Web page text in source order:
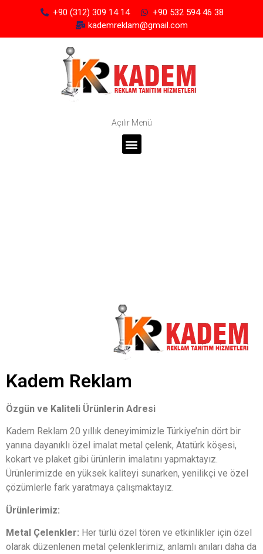
+90 (312) 309 14 14
+90 532 594 46 38
kademreklam@gmail.com
Açılır Menü
Kadem Reklam
Özgün ve Kaliteli Ürünlerin Adresi
Kadem Reklam 20 yıllık deneyimimizle Türkiye’nin dört bir
yanına dayanıklı özel imalat metal çelenk, Atatürk köşesi,
kokart ve plaket gibi ürünlerin imalatını yapmaktayız.
Ürünlerimizde en yüksek kaliteyi sunarken, yenilikçi ve özel
çözümlerle fark yaratmaya çalışmaktayız.
Ürünlerimiz:
Metal Çelenkler: Her türlü özel tören ve etkinlikler için özel
olarak düzenlenen metal çelenklerimiz, anlamlı anıları daha da